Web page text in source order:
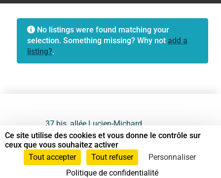
No listings were found matching your
selection. Something missing? Why not add a
listing?.
37 bis, allée Lucien-Michard
93190 Livry-Gargan
06 61 87 28 09
Ce site utilise des cookies et vous donne le contrôle sur
ceux que vous souhaitez activer
Tout accepter
Tout refuser
Personnaliser
Politique de confidentialité